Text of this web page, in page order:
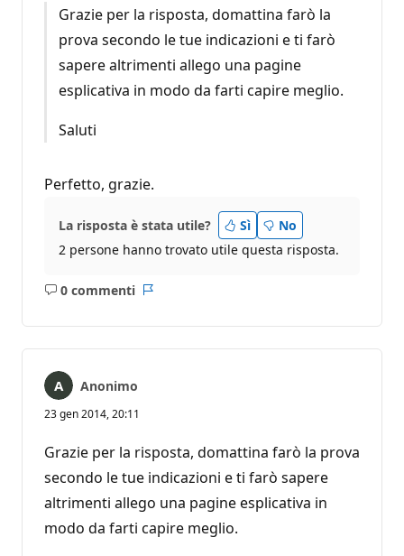
Grazie per la risposta, domattina farò la
prova secondo le tue indicazioni e ti farò
sapere altrimenti allego una pagine
esplicativa in modo da farti capire meglio.
Saluti
Perfetto, grazie.
La risposta è stata utile? Sì
No
2 persone hanno trovato utile questa risposta.
0 commenti
Nessun
Anonimo
23 gen 2014, 20:11
Grazie per la risposta, domattina farò la prova
secondo le tue indicazioni e ti farò sapere
altrimenti allego una pagine esplicativa in
modo da farti capire meglio.